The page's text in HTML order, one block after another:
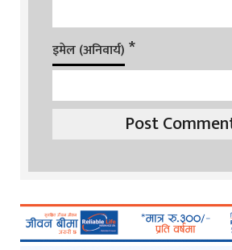
इमेल (अनिवार्य) *